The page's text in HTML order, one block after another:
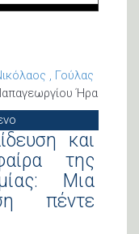
Γούλας
Ήρα
και
της
Μια
πέντε